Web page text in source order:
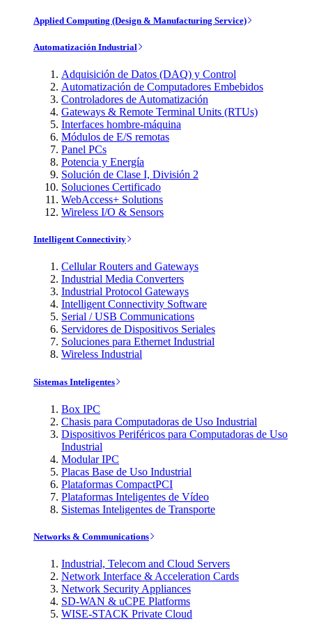
Applied Computing (Design & Manufacturing Service)
Automatización Industrial
Adquisición de Datos (DAQ) y Control
Automatización de Computadores Embebidos
Controladores de Automatización
Gateways & Remote Terminal Units (RTUs)
Interfaces hombre-máquina
Módulos de E/S remotas
Panel PCs
Potencia y Energía
Solución de Clase I, División 2
Soluciones Certificado
WebAccess+ Solutions
Wireless I/O & Sensors
Intelligent Connectivity
Cellular Routers and Gateways
Industrial Media Converters
Industrial Protocol Gateways
Intelligent Connectivity Software
Serial / USB Communications
Servidores de Dispositivos Seriales
Soluciones para Ethernet Industrial
Wireless Industrial
Sistemas Inteligentes
Box IPC
Chasis para Computadoras de Uso Industrial
Dispositivos Periféricos para Computadoras de Uso
Industrial
Modular IPC
Placas Base de Uso Industrial
Plataformas CompactPCI
Plataformas Inteligentes de Vídeo
Sistemas Inteligentes de Transporte
Networks & Communications
Industrial, Telecom and Cloud Servers
Network Interface & Acceleration Cards
Network Security Appliances
SD-WAN & uCPE Platforms
WISE-STACK Private Cloud